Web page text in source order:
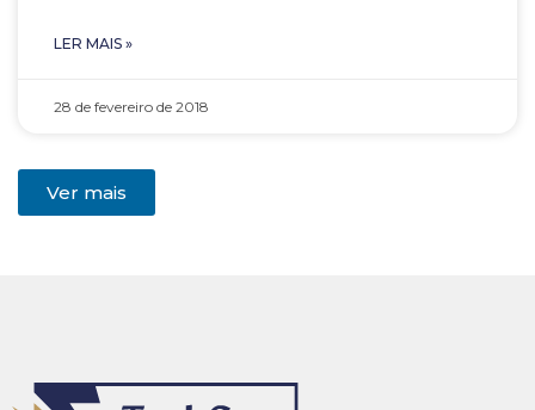
LER MAIS »
28 de fevereiro de 2018
Ver mais